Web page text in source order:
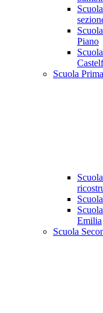
Piano
Scuola
Emilia
Scuola